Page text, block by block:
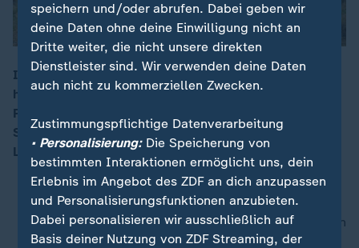
In türkischen Lebensmitteln sind laut Greenpeace
häufig Pestizidrückstände. Ein Drittel der getesteten
Produkte enthielten mehr gesundheitsschädliche
Stoffe als erlaubt. Die EU weist Importe dieser
Lebensmittel immer wieder zurück.
nach oben
speichern und/oder abrufen. Dabei geben wir
deine Daten ohne deine Einwilligung nicht an
Dritte weiter, die nicht unsere direkten
Dienstleister sind. Wir verwenden deine Daten
auch nicht zu kommerziellen Zwecken.
Zustimmungspflichtige Datenverarbeitung
• Personalisierung:Die Speicherung von
bestimmten Interaktionen ermöglicht uns, dein
Erlebnis im Angebot des ZDF an dich anzupassen
und Personalisierungsfunktionen anzubieten.
Dabei personalisieren wir ausschließlich auf
Basis deiner Nutzung von ZDF Streaming, der